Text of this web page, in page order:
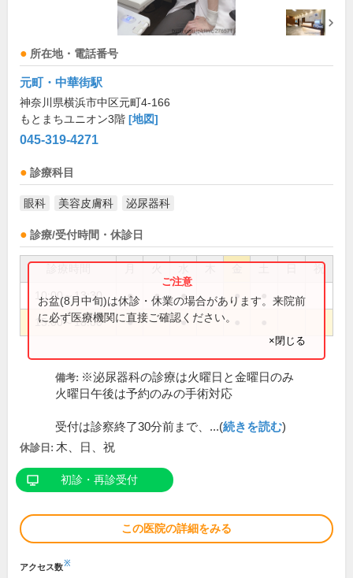
所在地・電話番号
元町・中華街駅
神奈川県横浜市中区元町4-166
もとまちユニオン3階 [地図]
045-319-4271
診療科目
眼科 美容皮膚科 泌尿器科
診療/受付時間・休診日
祝
10:00～13:30 ● ● ● ●
15:00～18:00 ● ●
お盆(8月中旬)は休診・休業の場合があります。来院前
に必ず医療機関に直接ご確認ください。
×閉じる
備考: ※泌尿器科の診療は火曜日と金曜日のみ
火曜日午後は予約のみの手術対応
受付は診察終了30分前まで、...(続きを読む)
休診日: 木、日、祝
初診・再診受付
この医院の詳細をみる
アクセス数※